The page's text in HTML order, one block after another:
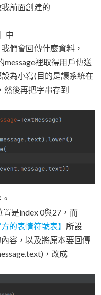
前面創建的
中
們會回傳什麼資料，
裡取得用戶傳送
為小寫(目的是讓系統在
然後再把字串存到
是index 0與27，而
方的表情符號表】 所設
容，以及將原本要回傳
，改成